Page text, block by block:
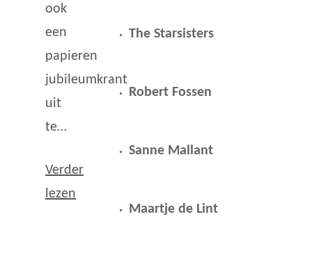
ook
een
papieren
jubileumkrant
uit
te…
Verder
lezen
The Starsisters
Robert Fossen
Sanne Mallant
Maartje de Lint